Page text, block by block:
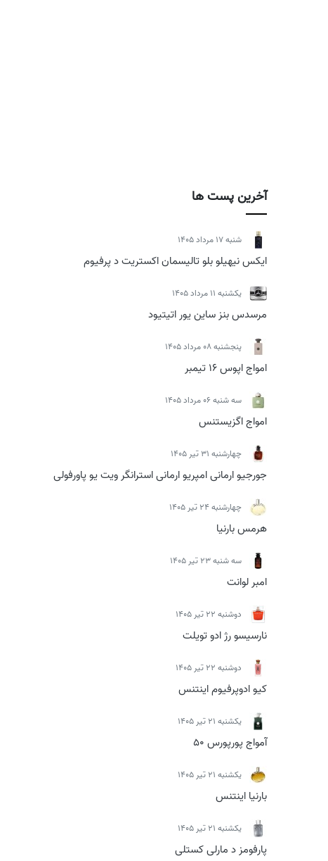
آخرین پست ها
شنبه 17 مرداد 1405
ایکس نیهیلو بلو تالیسمان اکستریت د پرفیوم
يكشنبه 11 مرداد 1405
مرسدس بنز ساین یور اتیتیود
پنجشنبه 08 مرداد 1405
امواج اپوس 16 تیمبر
سه شنبه 06 مرداد 1405
امواج اگزیستنس
چهارشنبه 31 تیر 1405
جورجیو ارمانی امپریو ارمانی استرانگر ویت یو پاورفولی
چهارشنبه 24 تیر 1405
هرمس بارنیا
سه شنبه 23 تیر 1405
امبر لوانت
دوشنبه 22 تیر 1405
نارسیسو رژ ادو تویلت
دوشنبه 22 تیر 1405
کیو ادوپرفیوم اینتنس
يكشنبه 21 تیر 1405
آمواج پورپورس 50
يكشنبه 21 تیر 1405
بارنیا اینتنس
يكشنبه 21 تیر 1405
پارفومز د مارلی کستلی